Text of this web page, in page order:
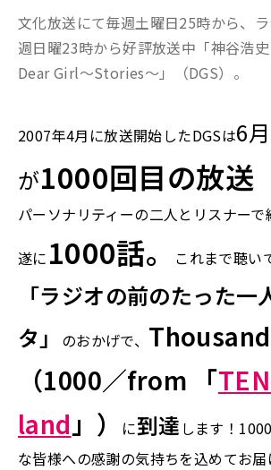
文化放送にて毎週土曜日25時から、
週日曜23時から好評放送中「神谷浩
Dear Girl〜Stories〜」（DGS）。
2007年4月に放送開始したDGSは6
が1000回目の放送
パーソナリティーの二人とリスナー
遂に 1000話。 これまで聴い
「ラジオの前のたった一
タ」
のおかげで、
（1000／from 「
land」） に到達 します ！
な皆様への感謝の気持ちを込めてお